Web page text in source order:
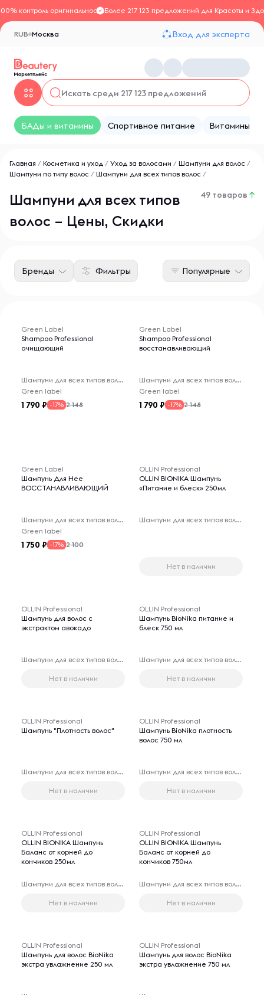
контроль оригинальностиБолее 217 123 предложений для Красоты и
Москва
RUB Вход для эксперта
БАДы и витамины Спортивное питание Витамины
Главная / Косметика и уход / Уход за волосами / Шампуни для волос /
Шампуни по типу волос / Шампуни для всех типов волос /
Шампуни для всех типов
волос – Цены, Скидки
49 товаров ↑
Фильтры
Бренды Популярные
Green Label
Shampoo Professional
очищающий
Шампуни для всех типов волос
Green label
1 790 -17% 2 148
Green Label
Shampoo Professional
восстанавливающий
Шампуни для всех типов волос
Green label
1 790 -17% 2 148
Green Label
Шампунь Для Нее
ВОССТАНАВЛИВАЮЩИЙ
Шампуни для всех типов волос
Green label
1 750 -17% 2 100
OLLIN Professional
OLLIN BIONIKA Шампунь
«Питание и блеск» 250мл
Шампуни для всех типов волос
Нет в наличии
OLLIN Professional
Шампунь для волос с
экстрактом авокадо
Шампуни для всех типов волос
Нет в наличии
OLLIN Professional
Шампунь BioNika питание и
блеск 750 мл
Шампуни для всех типов волос
Нет в наличии
OLLIN Professional
Шампунь "Плотность волос"
Шампуни для всех типов волос
Нет в наличии
OLLIN Professional
Шампунь BioNika плотность
волос 750 мл
Шампуни для всех типов волос
Нет в наличии
OLLIN Professional
OLLIN BIONIKA Шампунь
Баланс от корней до
кончиков 250мл
Шампуни для всех типов волос
Нет в наличии
OLLIN Professional
OLLIN BIONIKA Шампунь
Баланс от корней до
кончиков 750мл
Шампуни для всех типов волос
Нет в наличии
OLLIN Professional
Шампунь для волос BioNika
экстра увлажнение 250 мл
OLLIN Professional
Шампунь для волос BioNika
экстра увлажнение 750 мл